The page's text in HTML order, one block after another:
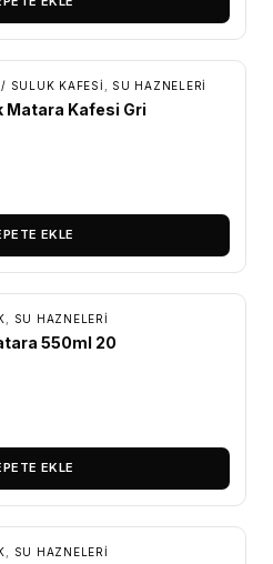
SULUK KAFESI SU HAZNELERI
Matara Kafesi Gri
EKLE
SU HAZNELERI
550ml 20
EKLE
SU HAZNELERI